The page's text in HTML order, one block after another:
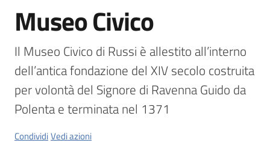
Vivere
Russi
Menu selezionato
Salta al contenuto
Museo Civico
Il Museo Civico di Russi è allestito all’interno
dell’antica fondazione del XIV secolo costruita
per volontà del Signore di Ravenna Guido da
Polenta e terminata nel 1371
CondividiVedi azioni